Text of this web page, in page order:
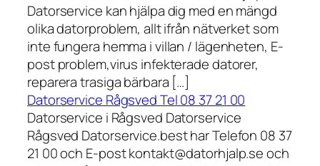
Datorservice kan hjälpa dig med en mängd
olika datorproblem, allt ifrån nätverket som
inte fungera hemma i villan / lägenheten, E-
post problem,virus infekterade datorer,
reparera trasiga bärbara […]
Datorservice Rågsved Tel 08 37 21 00
Datorservice i Rågsved Datorservice
Rågsved Datorservice.best har Telefon 08 37
21 00 och E-post kontakt@datorhjalp.se och